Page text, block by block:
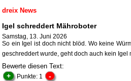
dreix News
Igel schreddert Mähroboter
Samstag, 13. Juni 2026
So ein Igel ist doch nicht blöd. Wo keine
geschreddert wurde, geht doch auch kein Igel
Bewerte diesen Text:
+ Punkte: 1 -